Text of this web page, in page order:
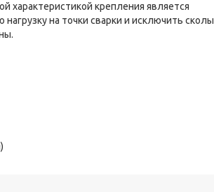
характеристикой крепления является
на точки сварки и исключить сколы